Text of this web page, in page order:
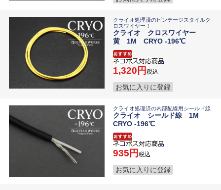
クライオ処理済のビンテージスタイルク
ロスワイヤー！
クライオ クロスワイヤー
黄 1M CRYO -196℃
1,320 税込
お気に入りに登録
クライオ処理済の内部配線用シールド線
クライオ シールド線 1M
CRYO -196℃
935 税込
お気に入りに登録